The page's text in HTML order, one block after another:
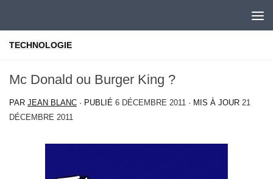
TECHNOLOGIE
Mc Donald ou Burger King ?
PAR JEAN BLANC · PUBLIÉ 6 DÉCEMBRE 2011 · MIS À JOUR 21
DÉCEMBRE 2011